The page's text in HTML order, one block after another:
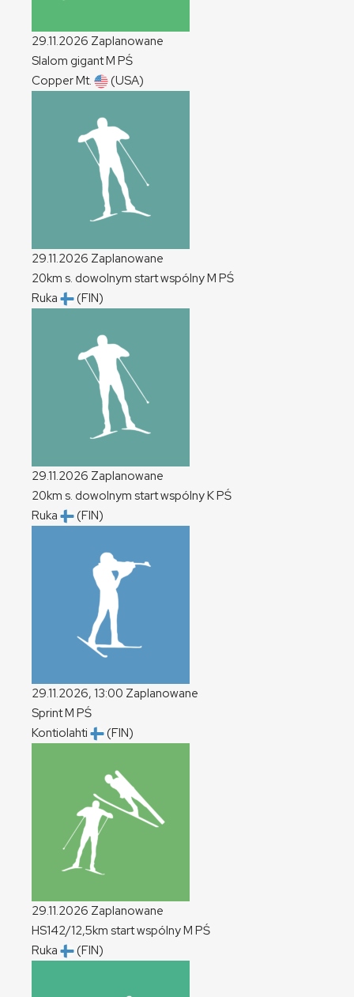
29.11.2026 Zaplanowane
Slalom gigantM PŚ
Copper Mt.
(USA)
29.11.2026 Zaplanowane
20km s. dowolnym start wspólnyM PŚ
Ruka
(FIN)
29.11.2026 Zaplanowane
20km s. dowolnym start wspólnyKPŚ
Ruka
(FIN)
29.11.2026, 13:00 Zaplanowane
SprintM PŚ
Kontiolahti
(FIN)
29.11.2026 Zaplanowane
HS142/12,5km start wspólnyM PŚ
Ruka
(FIN)